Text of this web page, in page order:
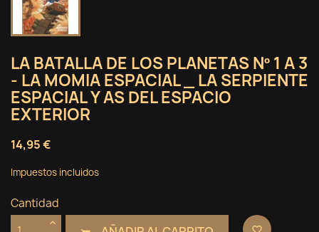
LA BATALLA DE LOS PLANETAS Nº 1 A 3
- LA MOMIA ESPACIAL _ LA SERPIENTE
ESPACIAL Y AS DEL ESPACIO
EXTERIOR
14,95 €
Impuestos incluidos
Cantidad